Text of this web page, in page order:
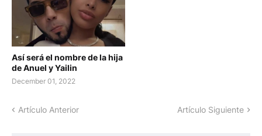
Así será el nombre de la hija
de Anuel y Yailin
December 01, 2022
Artículo Anterior Artículo Siguiente